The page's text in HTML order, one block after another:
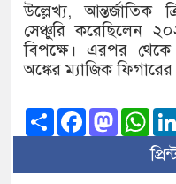
উল্লেখ্য,
সেঞ্চুরি করেছিলেন
বিপক্ষে। এরপর
অঙ্কের ম্যাজিক
ShareFacebook